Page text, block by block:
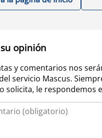
opinión
y comentarios nos
servicio Mascus.
solicita, le respondemos